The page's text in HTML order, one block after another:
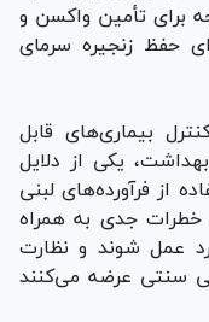
برای تأمین واکسن و
حفظ زنجیره سرمای
بیماری‌های قابل
یکی از دلایل
از فرآورده‌های لبنی
جدی به همراه
عمل شوند و نظارت
سنتی عرضه می‌کنند